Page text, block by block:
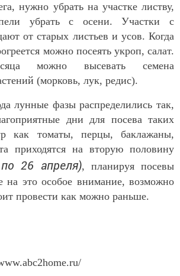
нужно убрать на участке листву,
убрать с осени. Участки с
от старых листьев и усов. Когда
можно посеять укроп, салат.
можно высевать семена
(морковь, лук, редис).
лунные фазы распределились так,
дни для посева таких
как томаты, перцы, баклажаны,
приходятся на вторую половину
26 апреля), планируя посевы
на это особое внимание, возможно
провести как можно раньше.